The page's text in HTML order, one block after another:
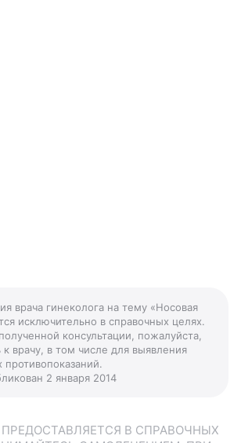
врача гинеколога на тему «Носовая
исключительно в справочных целях.
консультации, пожалуйста,
к врачу, в том числе для выявления
2 января 2014
В СПРАВОЧНЫХ